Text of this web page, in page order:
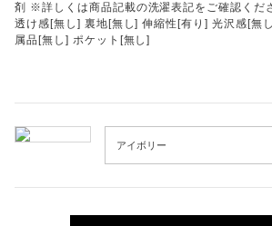
剤 ※詳しくは商品記載の洗濯表記をご確認く
透け感[無し] 裏地[無し] 伸縮性[有り] 光沢感[無
属品[無し] ポケット[無し]